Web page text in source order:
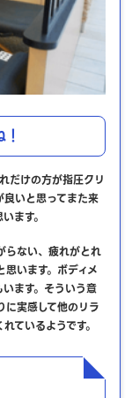
だけの方が指圧クリ
いと思ってまた来
ます。
らない、疲れがとれ
います。ボディメ
ます。そういう意
実感して他のリラ
ているようです。